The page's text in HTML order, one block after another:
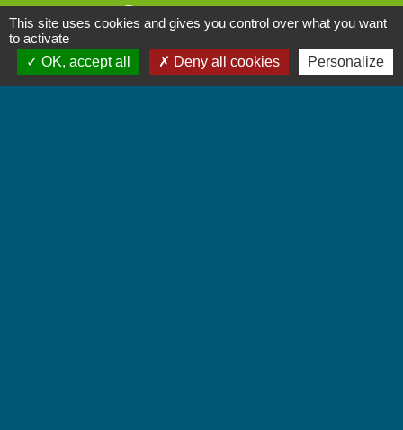
Contactez-nous
Commune de Chignin
52 Place de la Mairie - Le Chef Lieu
This site uses cookies and gives you control over what you want
to activate
OK, accept all
Deny all cookies Personalize